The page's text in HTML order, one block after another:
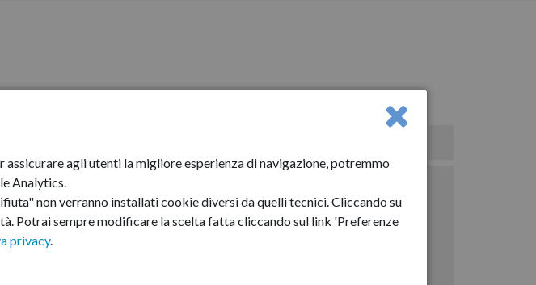
agli utenti la migliore esperienza di navigazione, potremmo
Analytics.
non verranno installati cookie diversi da quelli tecnici. Cliccando su
Potrai sempre modificare la scelta fatta cliccando sul link 'Preferenze
privacy.
2023